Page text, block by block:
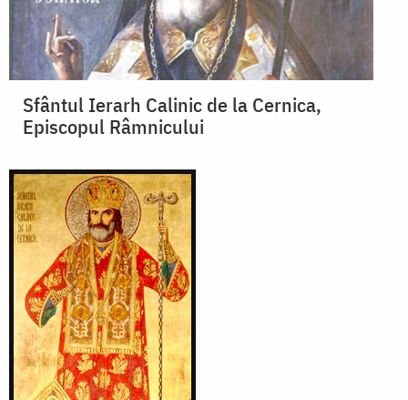
Sfântul Ierarh Calinic de la Cernica,
Episcopul Râmnicului